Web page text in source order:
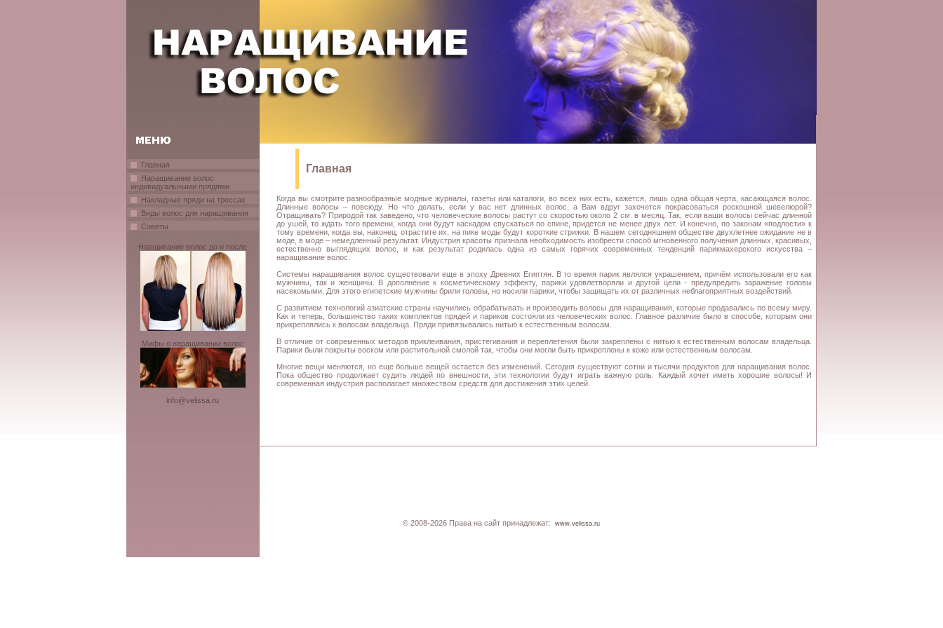
Главная
Наращивание волос
индивидуальными прядями
Накладные пряди на трессах
Виды волос для наращивания
Советы
Нарщивание волос до и после
Мифы о наращивании волос
info@velissa.ru
Главная
Когда вы смотрите разнообразные модные журналы, газеты или каталоги, во всех них есть, кажется, лишь одна общая черта, касающаяся волос.
Длинные волосы – повсюду. Но что делать, если у вас нет длинных волос, а Вам вдруг захочется покрасоваться роскошной шевелюрой?
Отращивать? Природой так заведено, что человеческие волосы растут со скоростью около 2 см. в месяц. Так, если ваши волосы сейчас длинной
до ушей, то ждать того времени, когда они будут каскадом спускаться по спине, придется не менее двух лет. И конечно, по законам «подлости» к
тому времени, когда вы, наконец, отрастите их, на пике моды будут короткие стрижки. В нашем сегодняшнем обществе двухлетнее ожидание не в
моде, в моде – немедленный результат. Индустрия красоты признала необходимость изобрести способ мгновенного получения длинных, красивых,
естественно выглядящих волос, и как результат родилась одна из самых горячих современных тенденций парикмахерского искусства –
наращивание волос.
Системы наращивания волос существовали еще в эпоху Древних Египтян. В то время парик являлся украшением, причём использовали его как
мужчины, так и женщины. В дополнение к косметическому эффекту, парики удовлетворяли и другой цели - предупредить заражение головы
насекомыми. Для этого египетские мужчины брили головы, но носили парики, чтобы защищать их от различных неблагоприятных воздействий.
С развитием технологий азиатские страны научились обрабатывать и производить волосы для наращивания, которые продавались по всему миру.
Как и теперь, большинство таких комплектов прядей и париков состояли из человеческих волос. Главное различие было в способе, которым они
прикреплялись к волосам владельца. Пряди привязывались нитью к естественным волосам.
В отличие от современных методов приклеивания, пристегивания и переплетения были закреплены с нитью к естественным волосам владельца.
Парики были покрыты воском или растительной смолой так, чтобы они могли быть прикреплены к коже или естественным волосам.
Многие вещи меняются, но еще больше вещей остается без изменений. Сегодня существуют сотни и тысячи продуктов для наращивания волос.
Пока общество продолжает судить людей по внешности, эти технологии будут играть важную роль. Каждый хочет иметь хорошие волосы! И
современная индустрия располагает множеством средств для достижения этих целей.
© 2008-2026 Права на сайт принадлежат: www.velissa.ru